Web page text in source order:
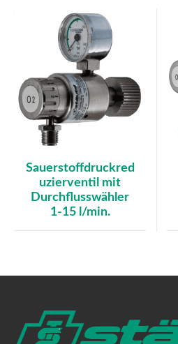
Sauerstoffdruckred
uzierventil mit
Durchflusswähler
1-15 l/min.